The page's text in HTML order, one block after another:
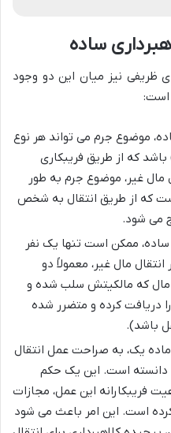
ساده
ظریفی نیز میان این دو وجود
است:
موضوع جرم می تواند هر نوع
که از طریق فریبکاری
غیر، موضوع جرم به طور
که از طریق انتقال به شخص
می شود.
ساده، ممکن است تنها یک نفر
مال غیر، معمولاً دو
مال که مالکیتش سلب شده و
دریافت کرده و متضرر شده
باشد).
ماده یک، به صراحت عمل انتقال
دانسته است. این یک حکم
فریبکارانه این عمل، مجازات
کرده است. این امر باعث می شود